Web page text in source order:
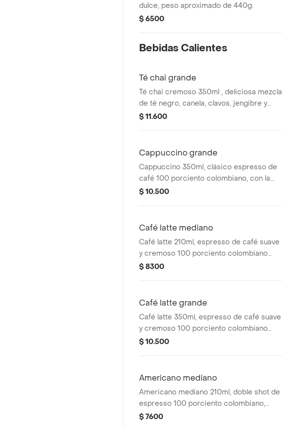
dulce, peso aproximado de 440g.
$ 6500
Bebidas Calientes
Té chai grande
Té chai cremoso 350ml , deliciosa mezcla
de té negro, canela, clavos, jengibre y
leche deslactosada .
$ 11.600
Cappuccino grande
Cappuccino 350ml, clásico espresso de
café 100 porciento colombiano, con la
proporción perfecta de leche vaporizada
$ 10.500
Café latte mediano
Café latte 210ml, espresso de café suave
y cremoso 100 porciento colombiano
con la cantidad justa de leche vaporizada
$ 8300
Café latte grande
Café latte 350ml, espresso de café suave
y cremoso 100 porciento colombiano
con la cantidad justa de leche vaporizada
$ 10.500
Americano mediano
Americano mediano 210ml, doble shot de
espresso 100 porciento colombiano,
diluido con agua. sabor intenso y limpio.
$ 7600